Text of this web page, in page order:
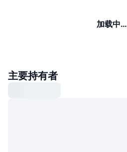
加载中…
主要持有者